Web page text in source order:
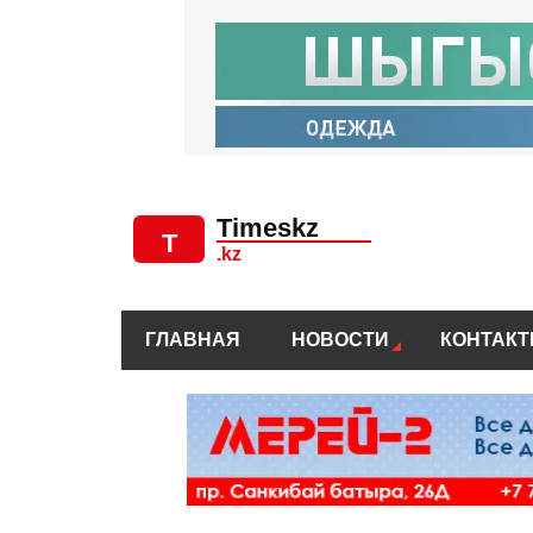
ГЛАВНАЯ НОВОСТИ